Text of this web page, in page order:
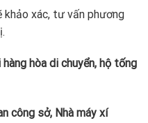
khảo xác, tư vấn phương
hòa di chuyển, hộ tống
công sở, Nhà máy xí